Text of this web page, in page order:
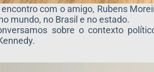
com o amigo, Rubens
mundo, no Brasil e no estado.
sobre o contexto